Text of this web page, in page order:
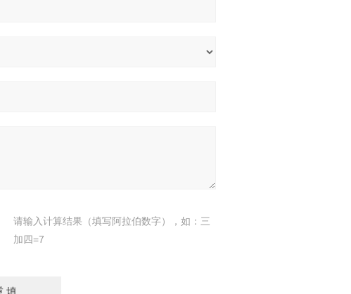
请输入计算结果（填写阿拉伯数字），如：三
加四=7